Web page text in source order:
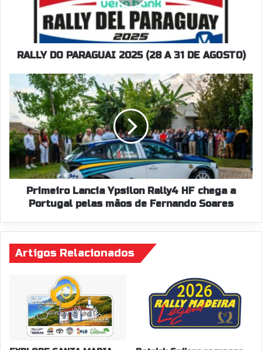
AGOSTO)
RALLY DO PARAGUAI 2025 (28 A 31 DE AGOSTO)
Primeiro
Lancia
Ypsilon
Rally4
HF
chega
a
Portugal
pelas
mãosPrimeiro Lancia Ypsilon Rally4 HF chega a
Portugal pelas mãos de Fernando Soares
Artigos Relacionados